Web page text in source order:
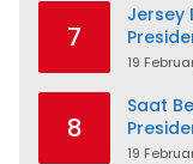
7
Jersey
19
8
Saat
19